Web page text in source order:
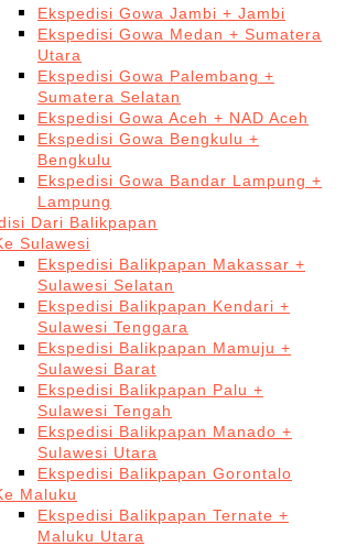
Ekspedisi Gowa Jambi + Jambi
Ekspedisi Gowa Medan + Sumatera
Utara
Ekspedisi Gowa Palembang +
Sumatera Selatan
Ekspedisi Gowa Aceh + NAD Aceh
Ekspedisi Gowa Bengkulu +
Bengkulu
Ekspedisi Gowa Bandar Lampung +
Lampung
Dari Balikpapan
Sulawesi
Ekspedisi Balikpapan Makassar +
Sulawesi Selatan
Ekspedisi Balikpapan Kendari +
Sulawesi Tenggara
Ekspedisi Balikpapan Mamuju +
Sulawesi Barat
Ekspedisi Balikpapan Palu +
Sulawesi Tengah
Ekspedisi Balikpapan Manado +
Sulawesi Utara
Ekspedisi Balikpapan Gorontalo
Maluku
Ekspedisi Balikpapan Ternate +
Maluku Utara